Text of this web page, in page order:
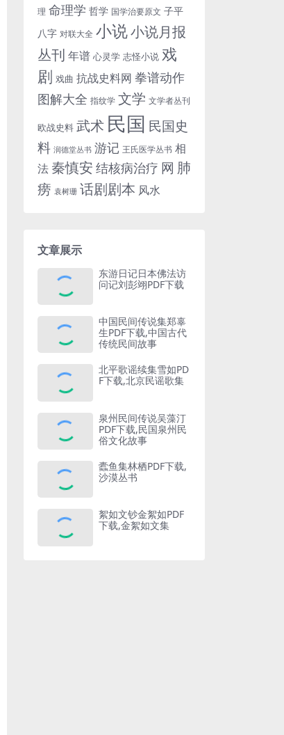
理 命理学 哲学 国学治要原文 子平
八字 对联大全 小说小说月报
丛刊 年谱 心灵学 志怪小说 戏
剧 戏曲 抗战史料网 拳谱动作
图解大全 指纹学 文学 文学者丛刊
欧战史料 武术 民国 民国史
料 润德堂丛书 游记 王氏医学丛书 相
法 秦慎安 结核病治疗 网 肺
痨 袁树珊 话剧剧本 风水
文章展示
东游日记日本佛法访
问记刘彭翊PDF下载
中国民间传说集郑辜
生PDF下载,中国古代
传统民间故事
北平歌谣续集雪如PD
F下载,北京民谣歌集
泉州民间传说吴藻汀
PDF下载,民国泉州民
俗文化故事
蠹鱼集林栖PDF下载,
沙漠丛书
絮如文钞金絮如PDF
下载,金絮如文集